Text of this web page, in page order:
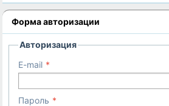
Форма авторизации
Авторизация
E-mail
Пароль